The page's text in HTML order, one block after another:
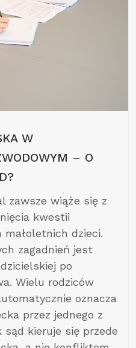
W
– O
zawsze wiąże się z
kwestii
dzieci.
zagadnień jest
po
Wielu rodziców
oznacza
przez jednego z
kieruje się przede